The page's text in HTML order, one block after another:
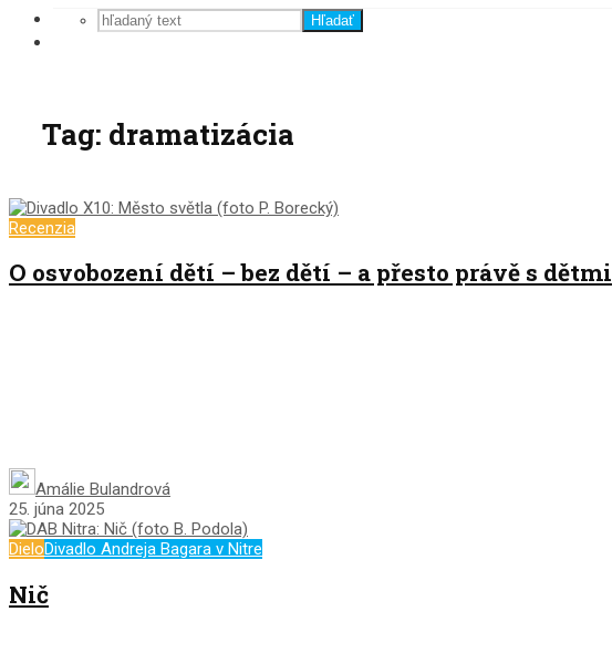
Hľadať
Tag: dramatizácia
Recenzia
O osvobození dětí – bez dětí – a přesto právě s dětmi
Amálie Bulandrová
25. júna 2025
DieloDivadlo Andreja Bagara v Nitre
Nič